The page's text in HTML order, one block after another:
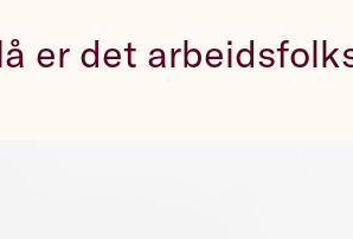
er det